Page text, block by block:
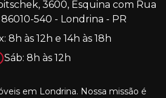
3600, Esquina com Rua
86010-540 - Londrina - PR
8h às 12h e 14h às 18h
Sáb: 8h às 12h
em Londrina. Nossa missão é